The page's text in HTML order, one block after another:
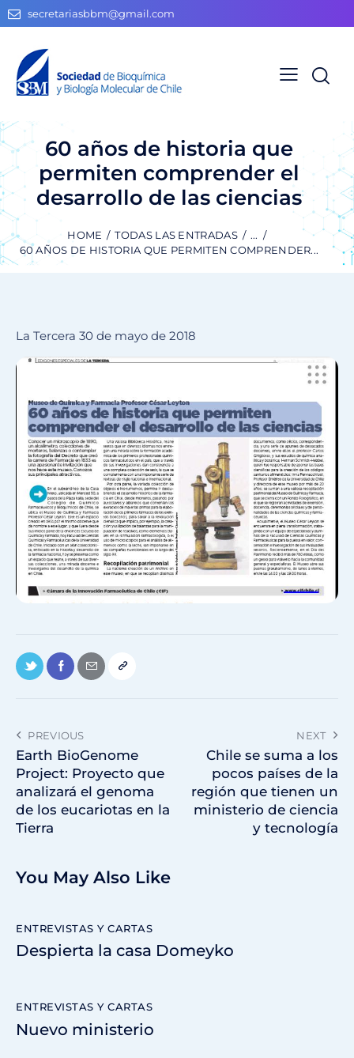
secretariasbbm@gmail.com
60 años de historia que
permiten comprender el
desarrollo de las ciencias
HOME TODAS LAS ENTRADAS
...
60 AÑOS DE HISTORIA QUE PERMITEN COMPRENDER...
La Tercera 30 de mayo de 2018
PREVIOUS
Earth BioGenome
Project: Proyecto que
analizará el genoma
de los eucariotas en la
Tierra
NEXT
Chile se suma a los
pocos países de la
región que tienen un
ministerio de ciencia
y tecnología
You May Also Like
ENTREVISTAS Y CARTAS
Despierta la casa Domeyko
ENTREVISTAS Y CARTAS
Nuevo ministerio